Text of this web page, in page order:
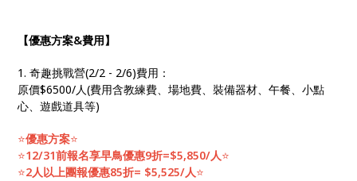
【優惠方案&費用】
1. 奇趣挑戰營(2/2 - 2/6)費用：
原價$6500/人(費用含教練費、場地費、裝備器材、午餐、小點
心、遊戲道具等)
⭐️優惠方案⭐️
⭐️12/31前報名享早鳥優惠9折=$5,850/人⭐️
⭐️2人以上團報優惠85折= $5,525/人⭐️